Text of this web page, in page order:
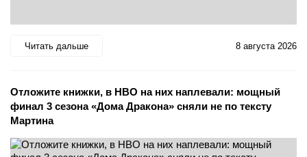
Читать дальше 8 августа 2026
Отложите книжки, в HBO на них наплевали: мощный
финал 3 сезона «Дома Дракона» сняли не по тексту
Мартина